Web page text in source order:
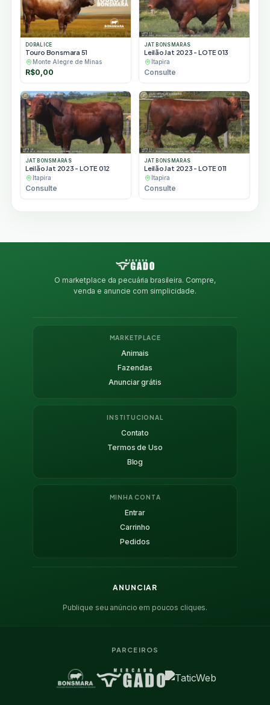
DORALICE
Touro Bonsmara 51
Monte Alegre de Minas
R$0,00
JAT BONSMARAS
Leilão Jat 2023 - LOTE 013
Itapira
Consulte
JAT BONSMARAS
Leilão Jat 2023 - LOTE 012
Itapira
Consulte
JAT BONSMARAS
Leilão Jat 2023 - LOTE 011
Itapira
Consulte
O marketplace da pecuária brasileira. Compre,
venda e anuncie com simplicidade.
MARKETPLACE
Animais
Fazendas
Anunciar grátis
INSTITUCIONAL
Contato
Termos de Uso
Blog
MINHA CONTA
Entrar
Carrinho
Pedidos
ANUNCIAR
Publique seu anúncio em poucos cliques.
PARCEIROS